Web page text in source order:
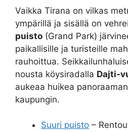
Vaikka Tirana on vilkas
ympärillä ja sisällä on
puisto (Grand Park)
paikallisille ja turisteille
rauhoittua.
nousta köysiradalla Dajti-
aukeaa huikea
kaupungin.
Suuri puisto –